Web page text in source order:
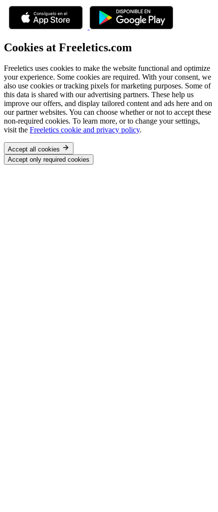
Cookies at Freeletics.com
Freeletics uses cookies to make the website functional and optimize
your experience. Some cookies are required. With your consent, we
also use cookies or tracking pixels for marketing purposes. Some of
this data is shared with our advertising partners. These help us
improve our offers, and display tailored content and ads here and on
our partner websites. You can choose whether or not to accept these
non-required cookies. To learn more, or to change your settings,
visit the Freeletics cookie and privacy policy.
Accept all cookies
Accept only required cookies